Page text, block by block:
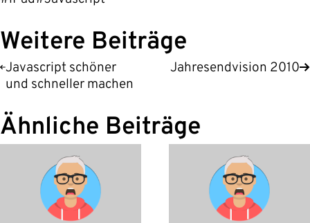
Weitere Beiträge
Javascript schöner
und schneller machen
Jahresendvision 2010
Ähnliche Beiträge